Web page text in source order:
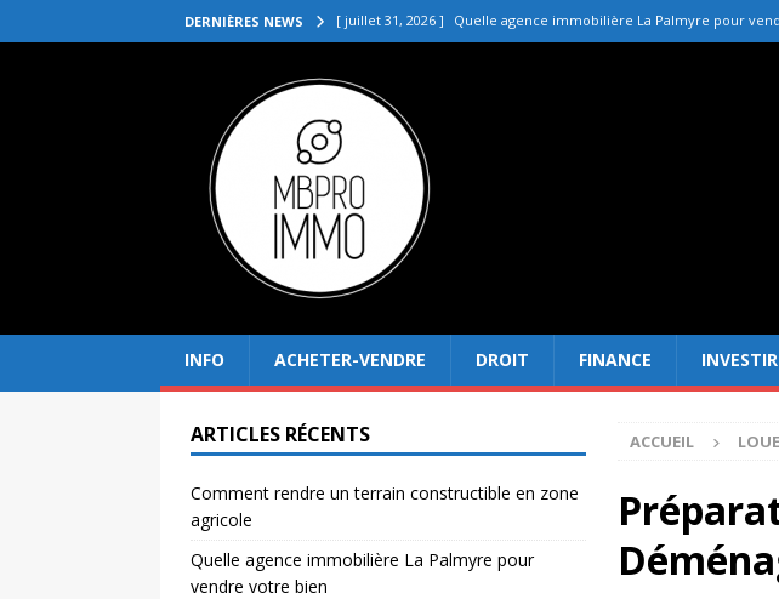
DERNIÈRES NEWS [ juillet 31, 2026 ] Quelle agence immobilière La Palmyre pour
[ juillet 27, 2026 ]
[ juillet 23, 2026 ]
[ juillet 19, 2026 ]
[ août 4, 2026 ]
INFO ACHETER-VENDRE DROIT FINANCE INVESTIR
ACCUEIL
ARTICLES RÉCENTS
Comment rendre un terrain constructible en zone
agricole
Quelle agence immobilière La Palmyre pour
vendre votre bien